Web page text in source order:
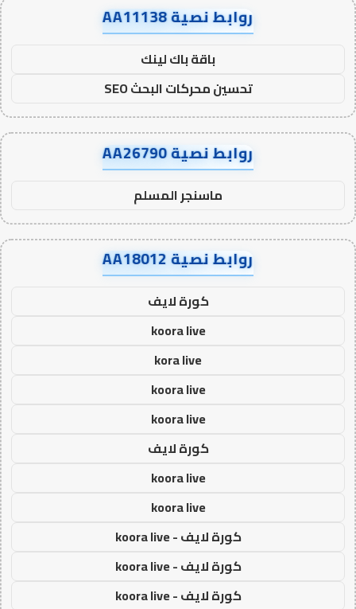
روابط نصية AA11138
باقة باك لينك
تحسين محركات البحث SEO
روابط نصية AA26790
ماسنجر المسلم
روابط نصية AA18012
كورة لايف
koora live
kora live
koora live
koora live
كورة لايف
koora live
koora live
كورة لايف - koora live
كورة لايف - koora live
كورة لايف - koora live